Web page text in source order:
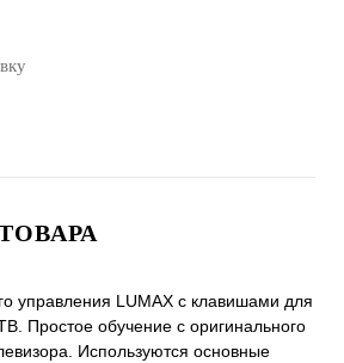
управления LUMAX с клавишами для
Простое обучение с оригинального
Используются основные